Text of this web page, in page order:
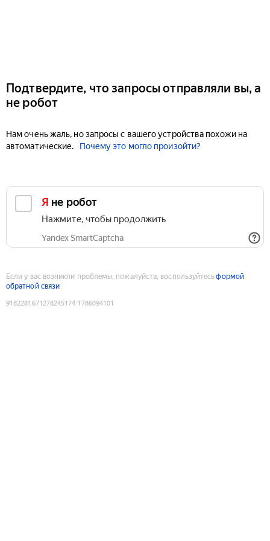
Подтвердите, что запросы отправляли вы, а
не робот
Нам очень жаль, но запросы с вашего устройства похожи на
автоматические.
Почему это могло произойти?
Я не робот
Нажмите, чтобы продолжить
Yandex SmartCaptcha
Если у вас возникли проблемы, пожалуйста, воспользуйтесьформой
обратной связи
9182281671278245174:1786094101